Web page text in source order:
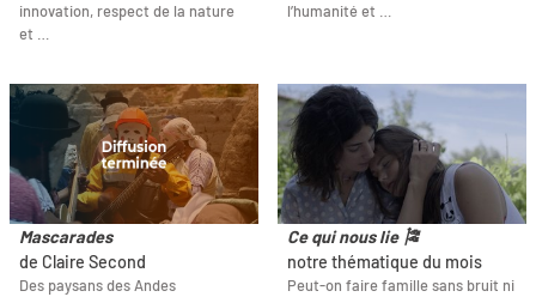
innovation, respect de la nature
et …
l’humanité et …
Mascarades
de Claire Second
Des paysans des Andes
Ce qui nous lie 🎏
notre thématique du mois
Peut-on faire famille sans bruit ni